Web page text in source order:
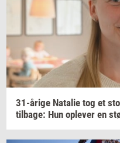
31-​årige Na­ta­lie tog et
til­ba­ge: Hun op­le­ver en